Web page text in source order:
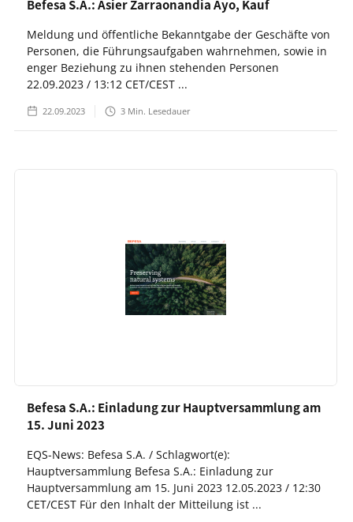
Befesa S.A.: Asier Zarraonandia Ayo, Kauf
Meldung und öffentliche Bekanntgabe der Geschäfte von
Personen, die Führungsaufgaben wahrnehmen, sowie in
enger Beziehung zu ihnen stehenden Personen
22.09.2023 / 13:12 CET/CEST ...
22.09.2023 3 Min. Lesedauer
Befesa S.A.: Einladung zur Hauptversammlung am
15. Juni 2023
EQS-News: Befesa S.A. / Schlagwort(e):
Hauptversammlung Befesa S.A.: Einladung zur
Hauptversammlung am 15. Juni 2023 12.05.2023 / 12:30
CET/CEST Für den Inhalt der Mitteilung ist ...